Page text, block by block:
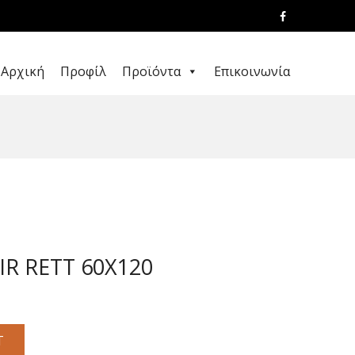
Αρχική Προφίλ Προϊόντα Επικοινωνία
RETT 60X120